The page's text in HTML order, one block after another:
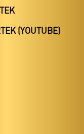
(YOUTUBE)